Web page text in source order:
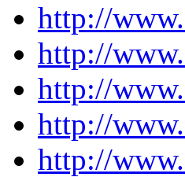
http://
http://
http://
http://
http://